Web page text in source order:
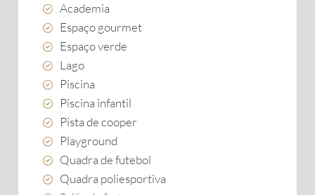
Academia
Espaço gourmet
Espaço verde
Lago
Piscina
Piscina infantil
Pista de cooper
Playground
Quadra de futebol
Quadra poliesportiva